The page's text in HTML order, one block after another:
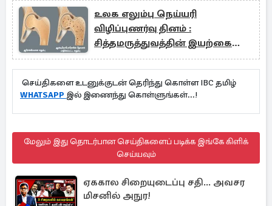
உலக எலும்பு நெய்யரி
விழிப்புணர்வு தினம் :
சித்தமருத்துவத்தின் இயற்கை
வழிகாட்டல்
செய்திகளை உடனுக்குடன் தெரிந்து கொள்ள IBC தமிழ்
WHATSAPP இல் இணைந்து கொள்ளுங்கள்...!
மேலும் இது தொடர்பான செய்திகளைப் படிக்க இங்கே கிளிக்
செய்யவும்
ஏககால சிறையுடைப்பு சதி... அவசர
மிசனில் அநுர!